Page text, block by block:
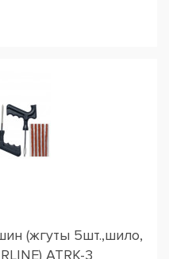
(жгуты 5шт.,шило,
ATRK-3